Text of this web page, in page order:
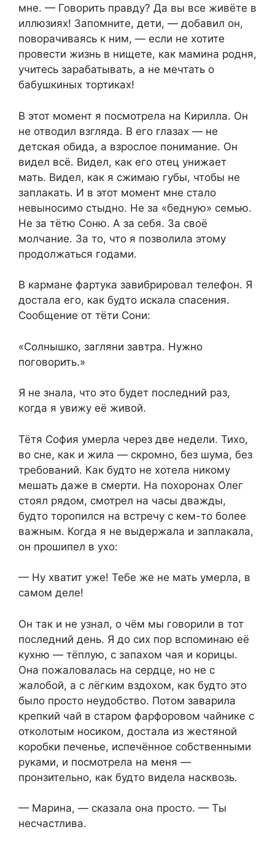
мне. — Говорить правду? Да вы все живёте в
иллюзиях! Запомните, дети, — добавил он,
поворачиваясь к ним, — если не хотите
провести жизнь в нищете, как мамина родня,
учитесь зарабатывать, а не мечтать о
бабушкиных тортиках!
В этот момент я посмотрела на Кирилла. Он
не отводил взгляда. В его глазах — не
детская обида, а взрослое понимание. Он
видел всё. Видел, как его отец унижает
мать. Видел, как я сжимаю губы, чтобы не
заплакать. И в этот момент мне стало
невыносимо стыдно. Не за «бедную» семью.
Не за тётю Соню. А за себя. За своё
молчание. За то, что я позволила этому
продолжаться годами.
В кармане фартука завибрировал телефон. Я
достала его, как будто искала спасения.
Сообщение от тёти Сони:
«Солнышко, загляни завтра. Нужно
поговорить.»
Я не знала, что это будет последний раз,
когда я увижу её живой.
Тётя София умерла через две недели. Тихо,
во сне, как и жила — скромно, без шума, без
требований. Как будто не хотела никому
мешать даже в смерти. На похоронах Олег
стоял рядом, смотрел на часы дважды,
будто торопился на встречу с кем-то более
важным. Когда я не выдержала и заплакала,
он прошипел в ухо:
— Ну хватит уже! Тебе же не мать умерла, в
самом деле!
Он так и не узнал, о чём мы говорили в тот
последний день. Я до сих пор вспоминаю её
кухню — тёплую, с запахом чая и корицы.
Она пожаловалась на сердце, но не с
жалобой, а с лёгким вздохом, как будто это
было просто неудобство. Потом заварила
крепкий чай в старом фарфоровом чайнике с
отколотым носиком, достала из жестяной
коробки печенье, испечённое собственными
руками, и посмотрела на меня —
пронзительно, как будто видела насквозь.
— Марина, — сказала она просто. — Ты
несчастлива.